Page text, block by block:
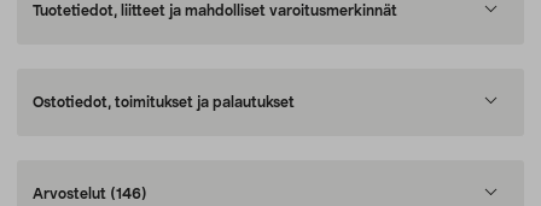
Tuotetiedot, liitteet ja mahdolliset varoitusmerkinnät
Ostotiedot, toimitukset ja palautukset
Arvostelut (146)